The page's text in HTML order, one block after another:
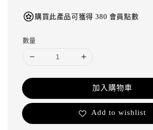
購買此產品可獲得 380 會員點數
數量
加入購物車
Add to wishlist